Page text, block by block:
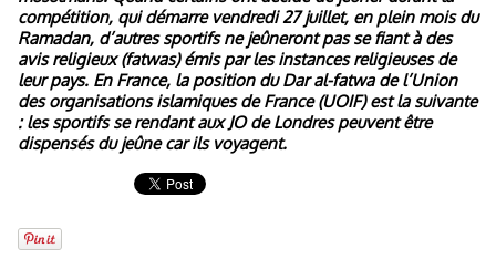
compétition, qui démarre vendredi 27 juillet, en plein mois du
Ramadan, d’autres sportifs ne jeûneront pas se fiant à des
avis religieux (fatwas) émis par les instances religieuses de
leur pays. En France, la position du Dar al-fatwa de l’Union
des organisations islamiques de France (UOIF) est la suivante
: les sportifs se rendant aux JO de Londres peuvent être
dispensés du jeûne car ils voyagent.